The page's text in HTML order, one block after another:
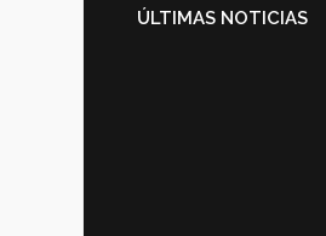
ÚLTIMAS NOTICIAS